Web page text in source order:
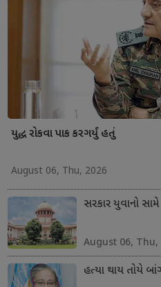
યુદ્ધ રોકવા પાક કરગર્યું હતું
August 06, Thu, 2026
સરકાર યુવાનો
August 06, Thu,
હત્યા થાય તોયે